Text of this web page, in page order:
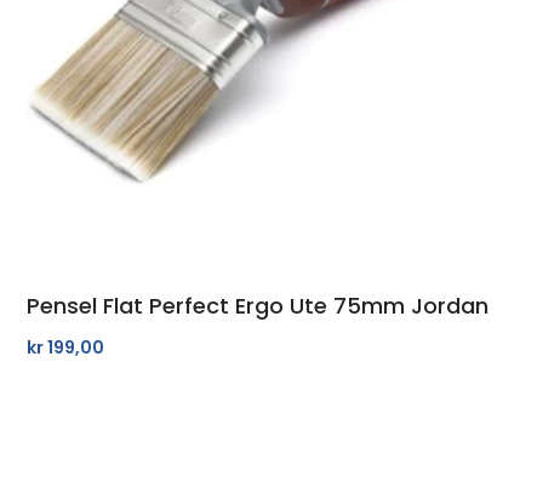
Pensel Flat Perfect Ergo Ute 75mm Jordan
kr199,00